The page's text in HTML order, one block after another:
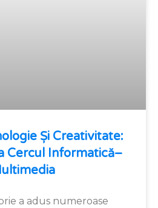
Și Creativitate:
Cercul Informatică–
a adus numeroase